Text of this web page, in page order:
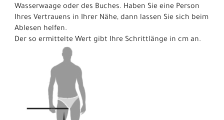
Wasserwaage oder des Buches. Haben Sie eine Person
Ihres Vertrauens in Ihrer Nähe, dann lassen Sie sich beim
Ablesen helfen.
Der so ermittelte Wert gibt Ihre Schrittlänge in cm an.